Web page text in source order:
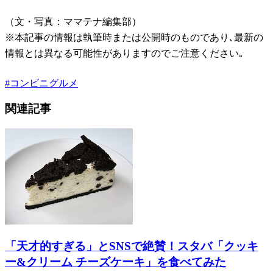
（文・写真：ママテナ編集部）
※本記事の情報は執筆時または公開時のものであり､最新の
情報とは異なる可能性がありますのでご注意ください｡
#コンビニグルメ
関連記事
「天才的すぎる」とSNSで絶賛！スタバ「クッキ
ー&クリーム チーズケーキ」を食べてみた